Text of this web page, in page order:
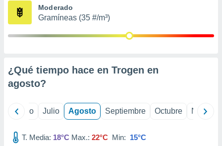
publicidad
Moderado
Gramíneas (35 #/m³)
¿Qué tiempo hace en Trogen en
agosto?
Junio Julio Agosto Septiembre Octubre
T. Media: 18°C Max.: 22°C Min: 15°C